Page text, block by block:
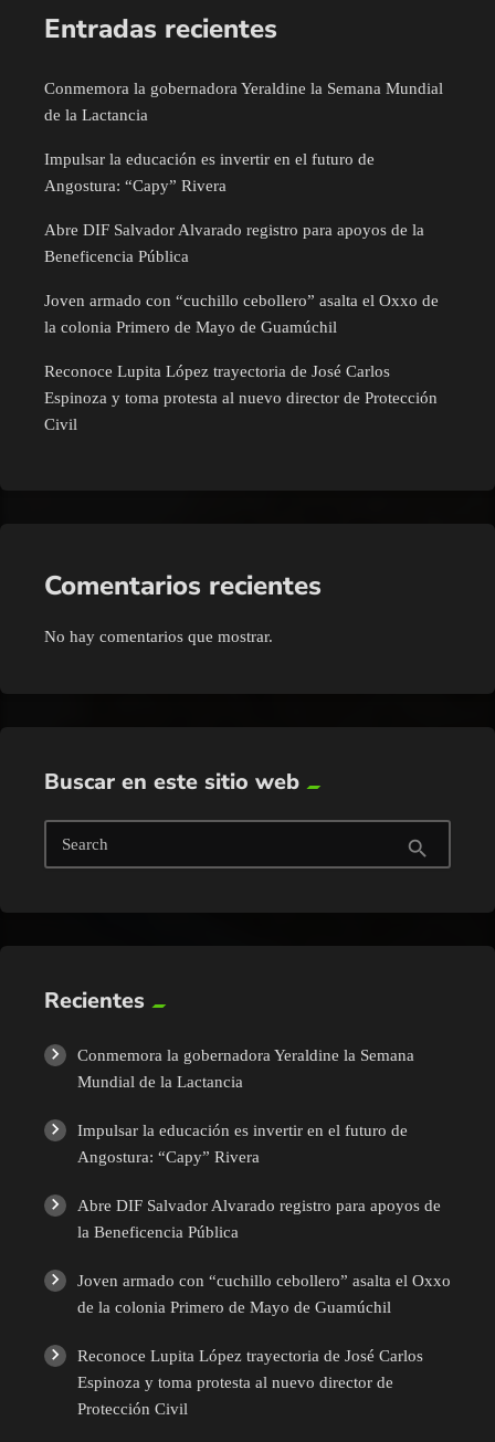
Entradas recientes
Conmemora la gobernadora Yeraldine la Semana Mundial
de la Lactancia
Impulsar la educación es invertir en el futuro de
Angostura: “Capy” Rivera
Abre DIF Salvador Alvarado registro para apoyos de la
Beneficencia Pública
Joven armado con “cuchillo cebollero” asalta el Oxxo de
la colonia Primero de Mayo de Guamúchil
Reconoce Lupita López trayectoria de José Carlos
Espinoza y toma protesta al nuevo director de Protección
Civil
Comentarios recientes
No hay comentarios que mostrar.
Buscar en este sitio web
Search search
Recientes
Conmemora la gobernadora Yeraldine la Semana
Mundial de la Lactancia
Impulsar la educación es invertir en el futuro de
Angostura: “Capy” Rivera
Abre DIF Salvador Alvarado registro para apoyos de
la Beneficencia Pública
Joven armado con “cuchillo cebollero” asalta el Oxxo
de la colonia Primero de Mayo de Guamúchil
Reconoce Lupita López trayectoria de José Carlos
Espinoza y toma protesta al nuevo director de
Protección Civil